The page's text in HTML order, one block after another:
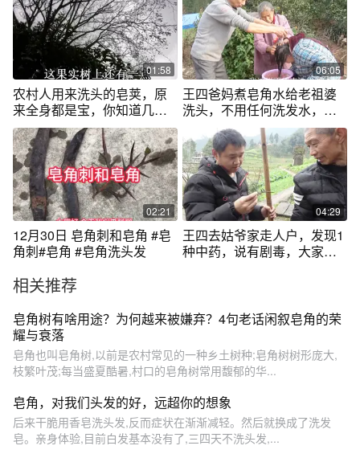
01:58
农村人用来洗头的皂荚，原
来全身都是宝，你知道几种
功效
06:05
王四爸妈煮皂角水给老祖婆
洗头，不用任何洗发水，老
一辈人都用过
02:21
12月30日 皂角刺和皂角 #皂
角刺#皂角 #皂角洗头发
04:29
王四去姑爷家走人户，发现1
种中药，说有剧毒，大家瞧
相关推荐
皂角树有啥用途？为何越来被嫌弃？4句老话闲叙皂角的荣
耀与衰落
皂角也叫皂角树,以前是农村常见的一种乡土树种;皂角树树形庞大,
枝繁叶茂;每当盛夏酷暑,村口的皂角树常用馥郁的华...
皂角，对我们头发的好，远超你的想象
后来干脆用香皂洗头发,反而症状在渐渐减轻。然后就换成了洗发
皂。亲身体验,目前白发基本没有了,三四天不洗头发,...